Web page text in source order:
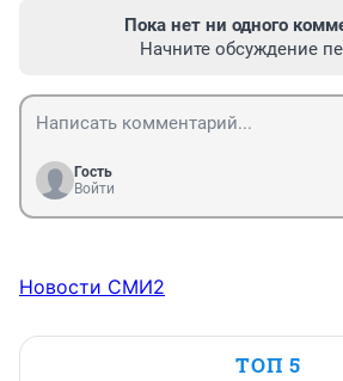
Пока нет ни одного
Начните обсуждение
Гость
Войти
Новости СМИ2
ТОП 5